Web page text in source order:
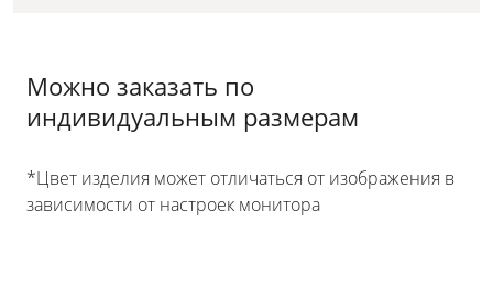
Можно заказать по
индивидуальным размерам
*Цвет изделия может отличаться от изображения в
зависимости от настроек монитора